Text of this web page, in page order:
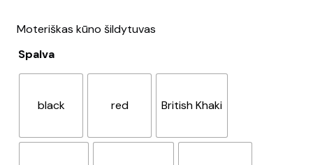
Moteriškas kūno šildytuvas
Spalva
black red British Khaki